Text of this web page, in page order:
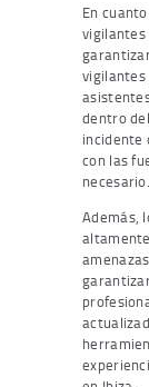
En
vigilantes
vigilantes
dentro
incidente
con las
necesario.
Además,